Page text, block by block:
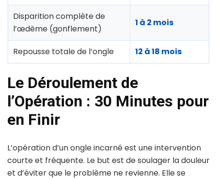
Disparition complète de
l’œdème (gonflement)
1 à 2 mois
Repousse totale de l’ongle 12 à 18 mois
Le Déroulement de
l’Opération : 30 Minutes pour
en Finir
L’opération d’un ongle incarné est une intervention
courte et fréquente. Le but est de soulager la douleur
et d’éviter que le problème ne revienne. Elle se